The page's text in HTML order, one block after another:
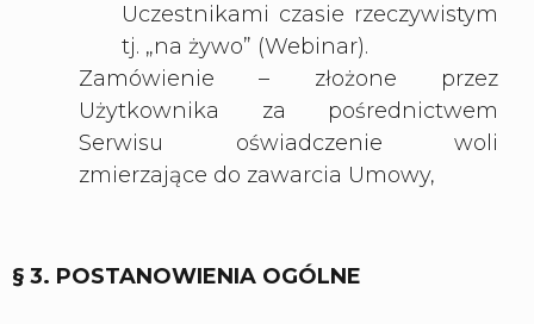
Uczestnikami czasie rzeczywistym
tj. „na żywo” (Webinar).
Zamówienie – złożone przez
Użytkownika za pośrednictwem
Serwisu oświadczenie woli
zmierzające do zawarcia Umowy,
§ 3. POSTANOWIENIA OGÓLNE